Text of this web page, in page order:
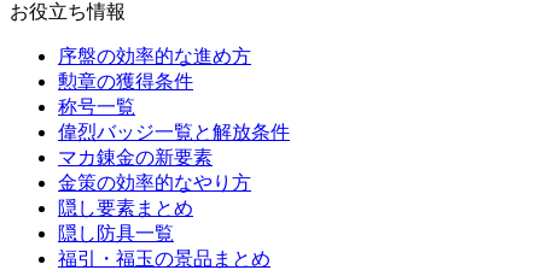
お役立ち情報
序盤の効率的な進め方
勲章の獲得条件
称号一覧
偉烈バッジ一覧と解放条件
マカ錬金の新要素
金策の効率的なやり方
隠し要素まとめ
隠し防具一覧
福引・福玉の景品まとめ